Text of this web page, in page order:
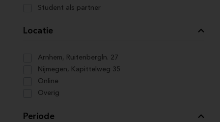
Student als partner
Locatie
Arnhem, Ruitenbergln. 27
Nijmegen, Kapittelweg 35
Online
Overig
Periode